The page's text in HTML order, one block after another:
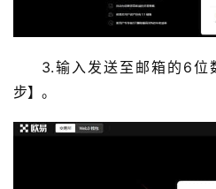
3.输入发送至邮箱的6位
步】。